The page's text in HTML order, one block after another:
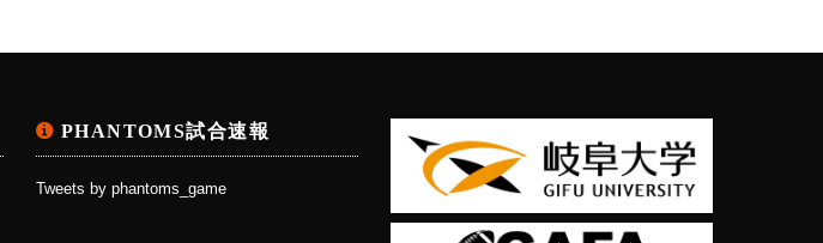
PHANTOMS試合速報
Tweets by phantoms_game